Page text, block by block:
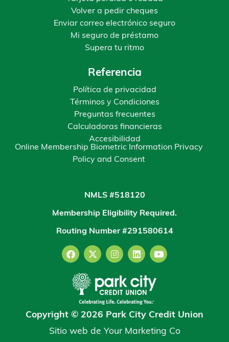
Volver a pedir cheques
Enviar correo electrónico seguro
Mi seguro de préstamo
Supera tu ritmo
Referencia
Política de privacidad
Términos y Condiciones
Preguntas frecuentes
Calculadoras financieras
Accesibilidad
Online Membership Biometric Information Privacy
Policy and Consent
NMLS #518120
Membership Eligibility Required.
Routing Number #291580614
Copyright © 2026 Park City Credit Union
Sitio web de Your Marketing Co